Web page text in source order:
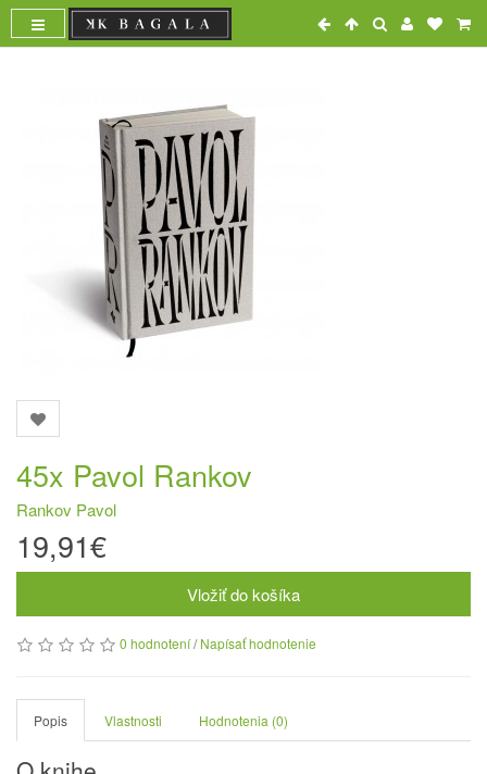
45x Pavol Rankov
Rankov Pavol
19,91€
Vložiť do košíka
0 hodnotení/Napísať hodnotenie
Popis Vlastnosti Hodnotenia (0)